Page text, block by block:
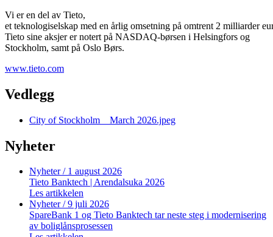
Vi er en del av Tieto,
et teknologiselskap med en årlig omsetning på omtrent 2 milliarder
Tieto sine aksjer er notert på NASDAQ-børsen i Helsingfors og
Stockholm, samt på Oslo Børs.
www.tieto.com
Vedlegg
City of Stockholm _ March 2026.jpeg
Nyheter
Nyheter/ 1 august 2026
Tieto Banktech | Arendalsuka 2026
Les artikkelen
Nyheter/ 9 juli 2026
SpareBank 1 og Tieto Banktech tar neste steg i modernisering
av boliglånsprosessen